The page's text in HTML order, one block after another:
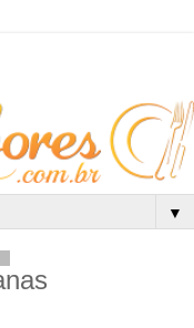
▼